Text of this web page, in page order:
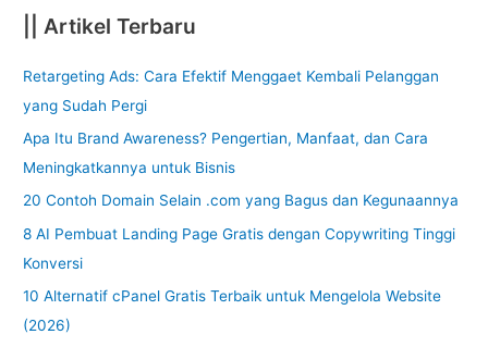
|| Artikel Terbaru
Retargeting Ads: Cara Efektif Menggaet Kembali Pelanggan
yang Sudah Pergi
Apa Itu Brand Awareness? Pengertian, Manfaat, dan Cara
Meningkatkannya untuk Bisnis
20 Contoh Domain Selain .com yang Bagus dan Kegunaannya
8 AI Pembuat Landing Page Gratis dengan Copywriting Tinggi
Konversi
10 Alternatif cPanel Gratis Terbaik untuk Mengelola Website
(2026)